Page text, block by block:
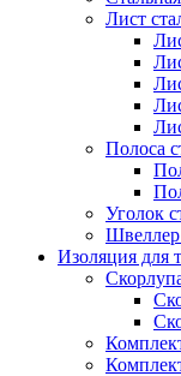
Лист
Полоса
Уголок
Швеллер
Изоляция для